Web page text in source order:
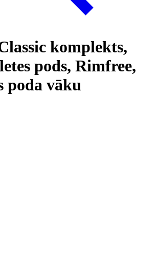
komplekts,
pods, Rimfree,
poda vāku